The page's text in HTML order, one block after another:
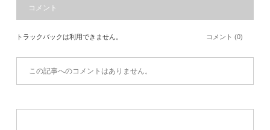
コメント
トラックバックは利用できません。 コメント (0)
この記事へのコメントはありません。